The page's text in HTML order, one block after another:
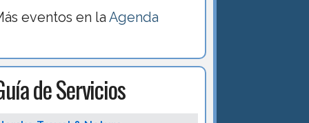
eventos en laAgenda
de Servicios